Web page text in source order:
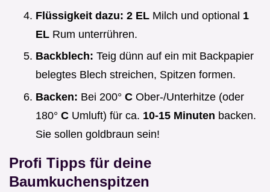
Flüssigkeit dazu: 2 EL Milch und optional 1
EL Rum unterrühren.
Backblech: Teig dünn auf ein mit Backpapier
belegtes Blech streichen, Spitzen formen.
Backen: Bei 200° C Ober-/Unterhitze (oder
180° C Umluft) für ca. 10-15 Minuten backen.
Sie sollen goldbraun sein!
Profi Tipps für deine
Baumkuchenspitzen